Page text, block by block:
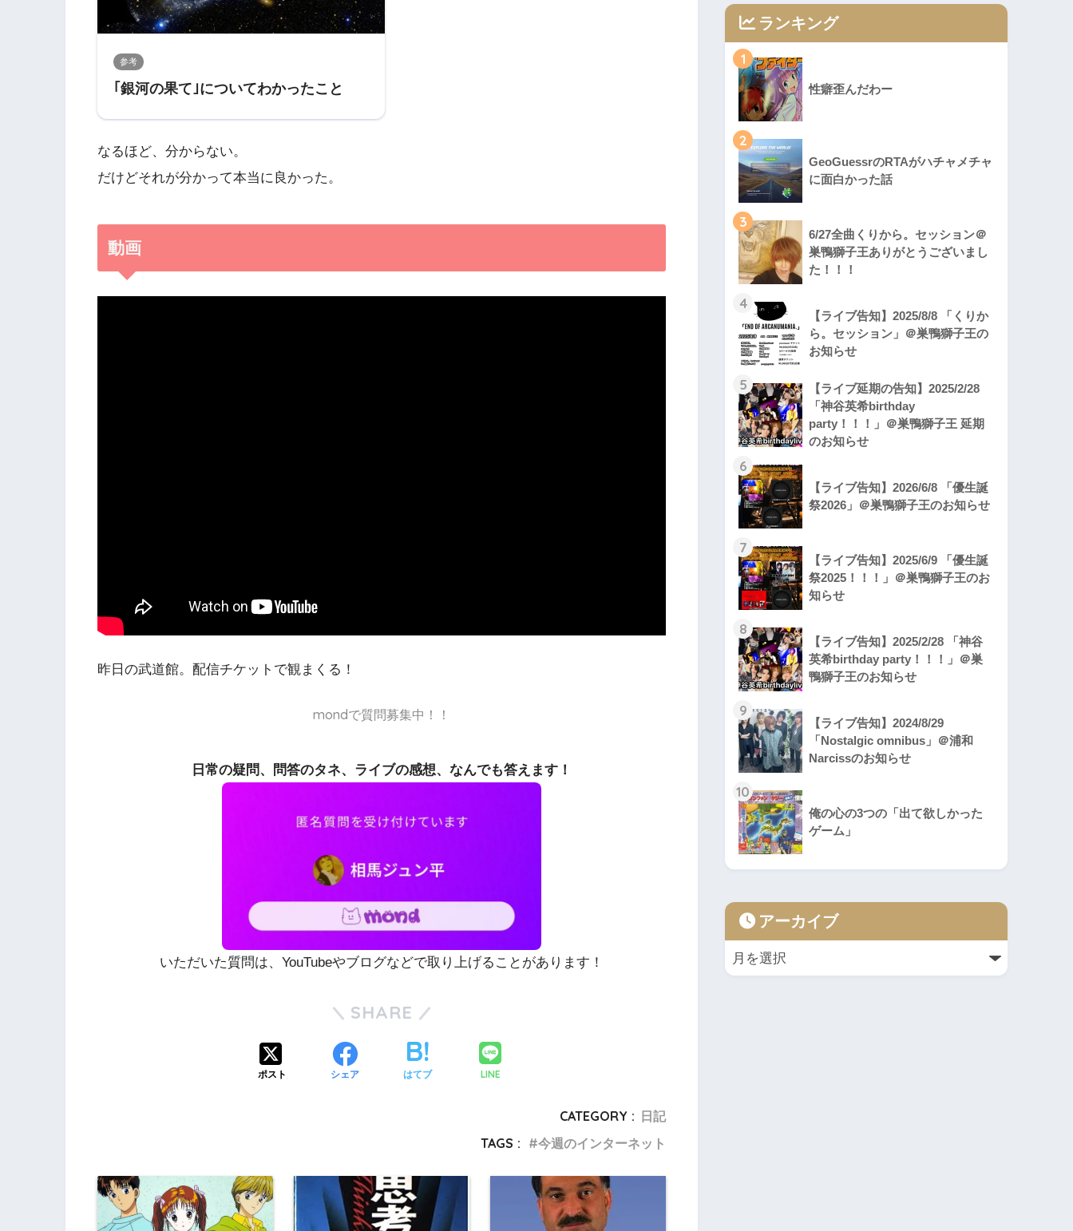
参考
｢銀河の果て｣についてわかったこと
なるほど、分からない。
だけどそれが分かって本当に良かった。
動画
昨日の武道館。配信チケットで観まくる！
mondで質問募集中！！
日常の疑問、問答のタネ、ライブの感想、なんでも答えます！
いただいた質問は、YouTubeやブログなどで取り上げることがあります！
SHARE
ポスト シェア はてブ LINE
CATEGORY : 日記
TAGS :
今週のインターネット
ランキング
1
性癖歪んだわー
2
GeoGuessrのRTAがハチャメチャ
に面白かった話
3
6/27全曲くりから。セッション＠
巣鴨獅子王ありがとうございまし
た！！！
4
【ライブ告知】2025/8/8 「くりか
ら。セッション」＠巣鴨獅子王の
お知らせ
5
【ライブ延期の告知】2025/2/28
「神谷英希birthday
party！！！」＠巣鴨獅子王 延期
のお知らせ
6
【ライブ告知】2026/6/8 「優生誕
祭2026」＠巣鴨獅子王のお知らせ
7
【ライブ告知】2025/6/9 「優生誕
祭2025！！！」＠巣鴨獅子王のお
知らせ
8
【ライブ告知】2025/2/28 「神谷
英希birthday party！！！」＠巣
鴨獅子王のお知らせ
9
【ライブ告知】2024/8/29
「Nostalgic omnibus」＠浦和
Narcissのお知らせ
10
俺の心の3つの「出て欲しかった
ゲーム」
アーカイブ